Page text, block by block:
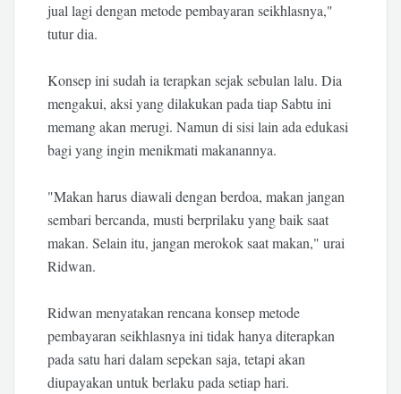
jual lagi dengan metode pembayaran seikhlasnya,"
tutur dia.
Konsep ini sudah ia terapkan sejak sebulan lalu. Dia
mengakui, aksi yang dilakukan pada tiap Sabtu ini
memang akan merugi. Namun di sisi lain ada edukasi
bagi yang ingin menikmati makanannya.
"Makan harus diawali dengan berdoa, makan jangan
sembari bercanda, musti berprilaku yang baik saat
makan. Selain itu, jangan merokok saat makan," urai
Ridwan.
Ridwan menyatakan rencana konsep metode
pembayaran seikhlasnya ini tidak hanya diterapkan
pada satu hari dalam sepekan saja, tetapi akan
diupayakan untuk berlaku pada setiap hari.